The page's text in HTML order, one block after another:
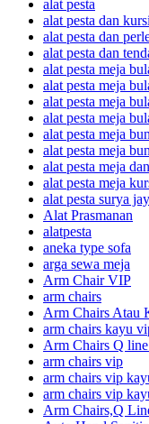
alat pesta
alat pesta dan
alat pesta dan
alat pesta dan
alat pesta meja
alat pesta meja
alat pesta meja
alat pesta meja
alat pesta meja
alat pesta meja
alat pesta meja
alat pesta meja
alat pesta surya
Alat Prasmanan
alatpesta
aneka type sofa
arga sewa meja
Arm Chair VIP
arm chairs
Arm Chairs Atau
arm chairs kayu
Arm Chairs Q line
arm chairs vip
arm chairs vip
arm chairs vip
Arm Chairs,Q